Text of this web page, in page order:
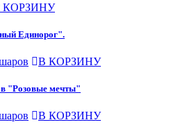
КОРЗИНУ
Единорог".
В КОРЗИНУ
"Розовые мечты"
В КОРЗИНУ